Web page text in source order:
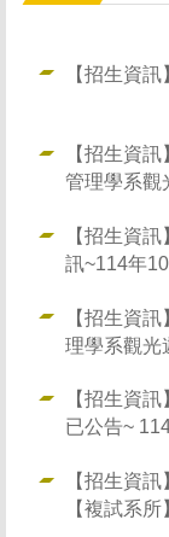
【招生資
【招生資
管理學系觀
【招生資
訊~114年
【招生資
理學系觀光
【招生資
已公告~
【招生資
【複試系